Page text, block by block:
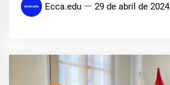
Ecca.edu 29 de abril de 2024